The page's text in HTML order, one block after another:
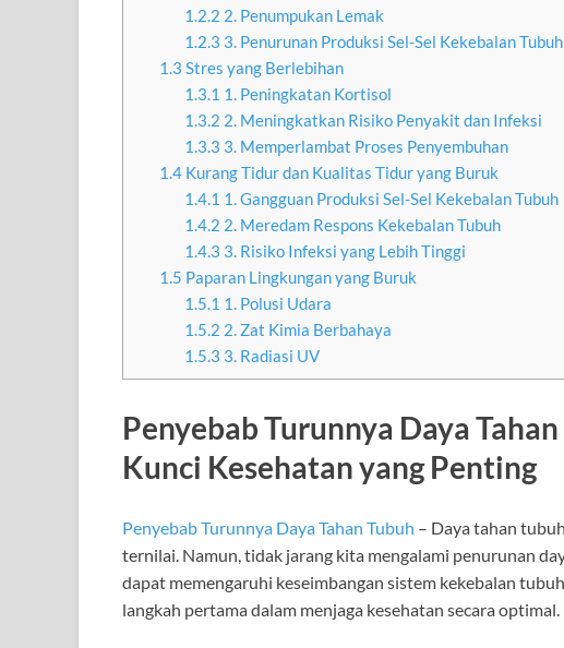
1.2.2 2. Penumpukan Lemak
1.2.3 3. Penurunan Produksi Sel-Sel Kekebalan Tubuh
1.3 Stres yang Berlebihan
1.3.1 1. Peningkatan Kortisol
1.3.2 2. Meningkatkan Risiko Penyakit dan Infeksi
1.3.3 3. Memperlambat Proses Penyembuhan
1.4Kurang Tidur dan Kualitas Tidur yang Buruk
1.4.1 1. Gangguan Produksi Sel-Sel Kekebalan Tubuh
1.4.2 2. Meredam Respons Kekebalan Tubuh
1.4.3 3. Risiko Infeksi yang Lebih Tinggi
1.5 Paparan Lingkungan yang Buruk
1.5.1 1. Polusi Udara
1.5.2 2. Zat Kimia Berbahaya
1.5.3 3. Radiasi UV
Penyebab Turunnya Daya
Kunci Kesehatan yang Penting
Penyebab Turunnya Daya Tahan Tubuh – Daya tahan
ternilai. Namun, tidak jarang kita mengalami penurunan
dapat memengaruhi keseimbangan sistem kekebalan
langkah pertama dalam menjaga kesehatan secara optimal.